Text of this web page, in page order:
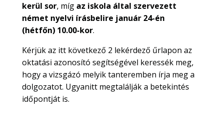
kerül sor, míg az iskola által szervezett
német nyelvi írásbelire január 24-én
(hétfőn) 10.00-kor.
Kérjük az itt következő 2 lekérdező űrlapon az
oktatási azonosító segítségével keressék meg,
hogy a vizsgázó melyik tanteremben írja meg a
dolgozatot. Ugyanitt megtalálják a betekintés
időpontját is.